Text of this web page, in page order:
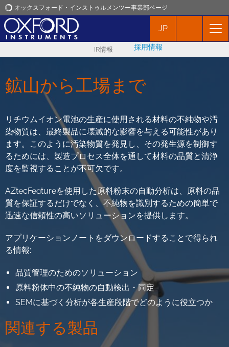
オックスフォード・インストゥルメンツー事業部ページ
オックスフォード・インストゥルメンツ
アプリケーション
プロダクト
ニュース
イベント
JP
IR情報 採用情報
鉱山から工場まで
リチウムイオン電池の生産に使用される材料の不純物や汚
染物質は、最終製品に壊滅的な影響を与える可能性があり
ます。このように汚染物質を発見し、その発生源を制御す
るためには、製造プロセス全体を通して材料の品質と清浄
度を監視することが不可欠です。
AZtecFeatureを使用した原料粉末の自動分析は、原料の品
質を保証するだけでなく、不純物を識別するための簡単で
迅速な信頼性の高いソリューションを提供します。
アプリケーションノートをダウンロードすることで得られ
る情報:
品質管理のためのソリューション
原料粉体中の不純物の自動検出・同定
SEMに基づく分析が各生産段階でどのように役立つか
関連する製品